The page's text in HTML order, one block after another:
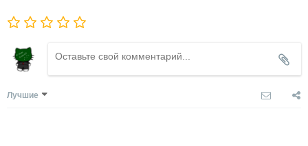
Лучшие